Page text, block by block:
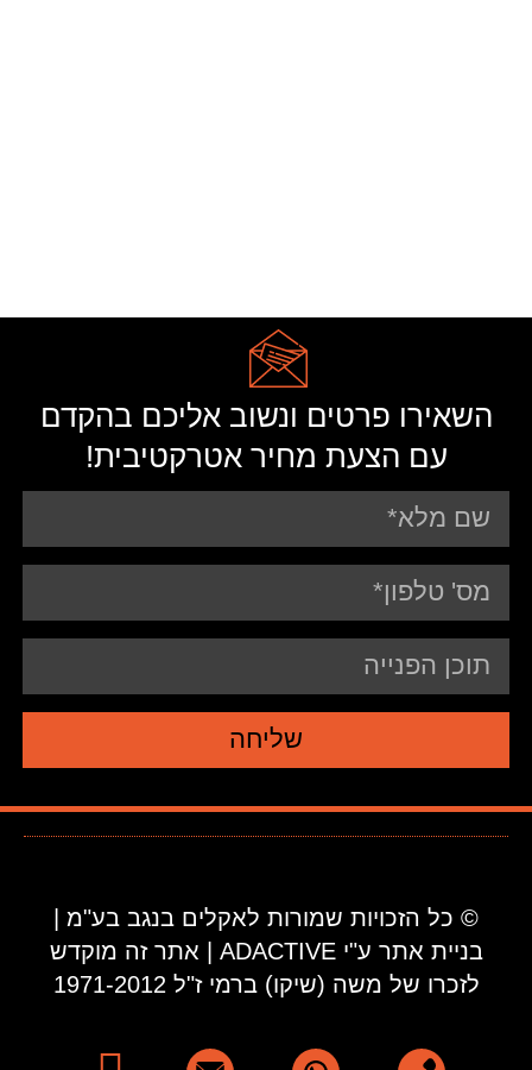
השאירו פרטים ונשוב אליכם בהקדם
עם הצעת מחיר אטרקטיבית!
שליחה
© כל הזכויות שמורות לאקלים בנגב בע"מ |
בניית אתר ע"י ADACTIVE | אתר זה מוקדש
לזכרו של משה (שיקו) ברמי ז"ל 1971-2012